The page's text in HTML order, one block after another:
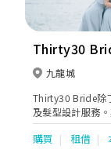
Thirty30
九龍城
Thirty30 Bride除
及髮型設計服務
製姊妹裙，有多
葉邊、蕾絲等都
購買 租借